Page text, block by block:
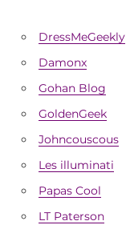
DressMeGeekly
Damonx
Gohan Blog
GoldenGeek
Johncouscous
Les illuminati
Papas Cool
LT Paterson